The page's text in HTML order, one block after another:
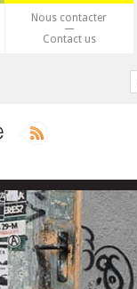
Nous contacter
Contact us